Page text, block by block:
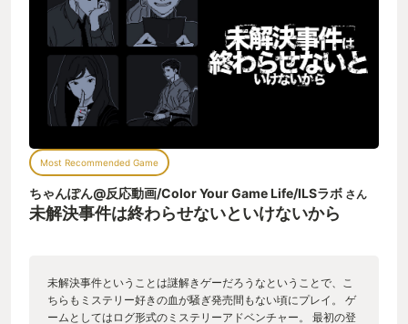
道を教えたとか。 プレイ時間たった2時間あまり、しかし人の
優しさ・あたたかさとは何なのか思い返させられる2時間でし
た。 こんな体験をしたゲームは、後にも先にもこれだけかもし
れません。 わたしが見た未解決事件の真相とは何だったのか、
誰かの配信やネタバレを見る前に、ぜひあなたの目で確かめて
ください。
Most Recommended Game
ちゃんぽん@反応動画/Color Your Game Life/ILSラボ さん
未解決事件は終わらせないといけないから
未解決事件ということは謎解きゲーだろうなということで、こ
ちらもミステリー好きの血が騒ぎ発売間もない頃にプレイ。 ゲ
ームとしてはログ形式のミステリーアドベンチャー。 最初の登